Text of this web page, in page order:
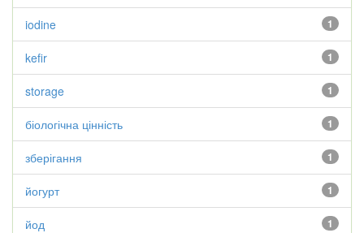
1
iodine
1
kefir
1
storage
1
біологічна цінність
1
зберігання
1
йогурт
1
йод